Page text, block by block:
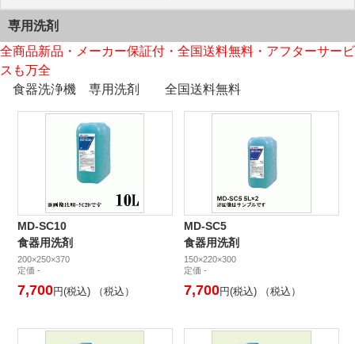
専用洗剤
全商品新品・メーカー保証付・全国送料無料・アフターサービ
スも万全
食器洗浄機 専用洗剤
全国送料無料
MD-SC10
食器用洗剤
200×250×370
定価 -
7,700円(税込) （税込）
MD-SC5
食器用洗剤
150×220×300
定価 -
7,700円(税込) （税込）